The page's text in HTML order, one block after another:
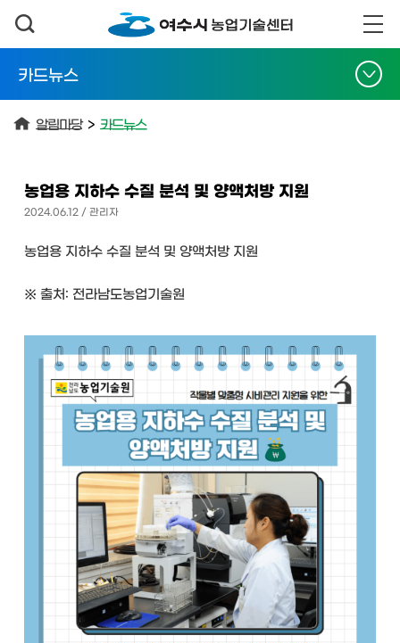
카드뉴스
알림마당 > 카드뉴스
농업용 지하수 수질 분석 및 양액처방 지원
2024.06.12 / 관리자
농업용 지하수 수질 분석 및 양액처방 지원
※ 출처: 전라남도농업기술원